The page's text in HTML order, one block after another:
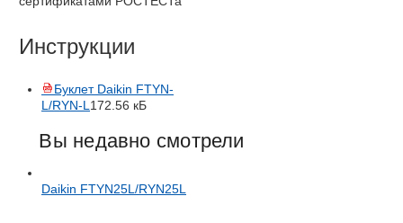
Инструкции
Буклет Daikin FTYN-
L/RYN-L172.56 кБ
Вы недавно смотрели
Daikin FTYN25L/RYN25L